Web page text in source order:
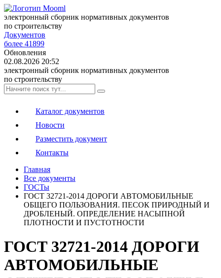
электронный сборник нормативных документов
по строительству
Документов
более 41899
Обновления
02.08.2026 20:52
электронный сборник нормативных документов
по строительству
Каталог документов
Новости
Разместить документ
Контакты
Главная
Все документы
ГОСТы
ГОСТ 32721-2014 ДОРОГИ АВТОМОБИЛЬНЫЕ
ОБЩЕГО ПОЛЬЗОВАНИЯ. ПЕСОК ПРИРОДНЫЙ И
ДРОБЛЕНЫЙ. ОПРЕДЕЛЕНИЕ НАСЫПНОЙ
ПЛОТНОСТИ И ПУСТОТНОСТИ
ГОСТ 32721-2014 ДОРОГИ
АВТОМОБИЛЬНЫЕ